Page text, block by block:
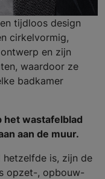
tijdloos design
cirkelvormig,
en zijn
waardoor ze
badkamer
het wastafelblad
aan de muur.
hetzelfde is, zijn de
opzet-, opbouw-